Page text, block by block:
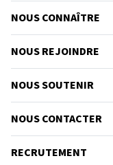
NOUS CONNAÎTRE
NOUS REJOINDRE
NOUS SOUTENIR
NOUS CONTACTER
RECRUTEMENT